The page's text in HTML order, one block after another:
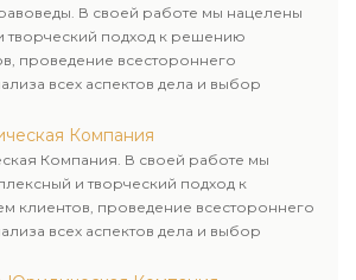
В своей работе мы нацелены
творческий подход к решению
проведение всестороннего
всех аспектов дела и выбор
Компания
Компания. В своей работе мы
и творческий подход к
клиентов, проведение всестороннего
всех аспектов дела и выбор